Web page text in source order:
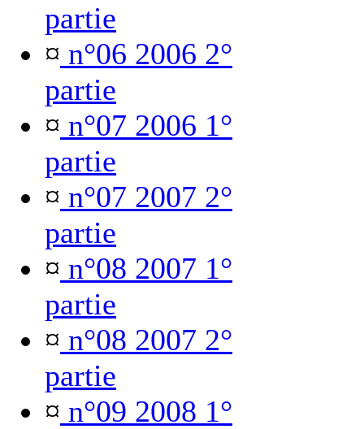
partie
¤ n°06 2006 2°
partie
¤ n°07 2006 1°
partie
¤ n°07 2007 2°
partie
¤ n°08 2007 1°
partie
¤ n°08 2007 2°
partie
¤ n°09 2008 1°